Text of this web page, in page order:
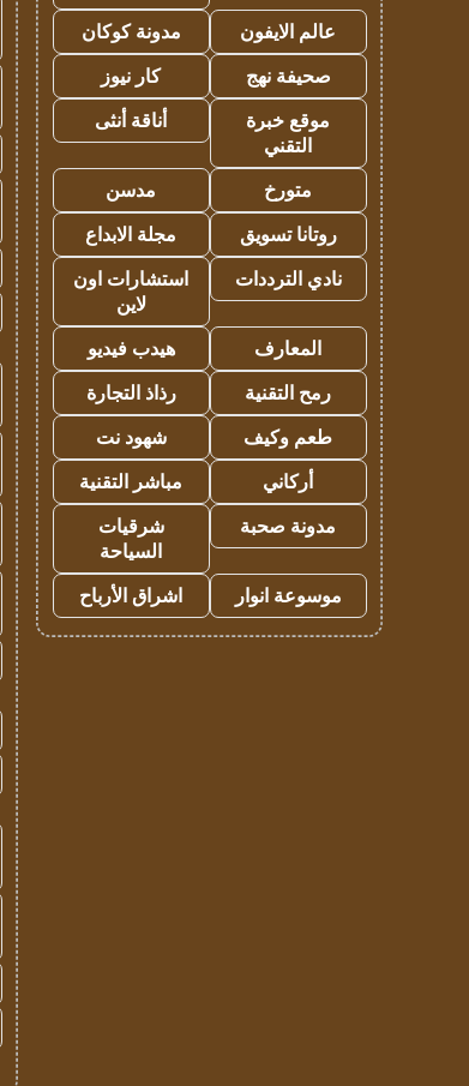
عالم الايفون
مدونة كوكان
صحيفة نهج
كار نيوز
موقع خبرة
التقني
أناقة أنثى
متورخ
مدسن
روتانا تسويق
مجلة الابداع
نادي الترددات
استشارات اون
لاين
المعارف
هيدب فيديو
رمح التقنية
رذاذ التجارة
طعم وكيف
شهود نت
أركاني
مباشر التقنية
مدونة صحبة
شرقيات
السياحة
موسوعة انوار
اشراق الأرباح